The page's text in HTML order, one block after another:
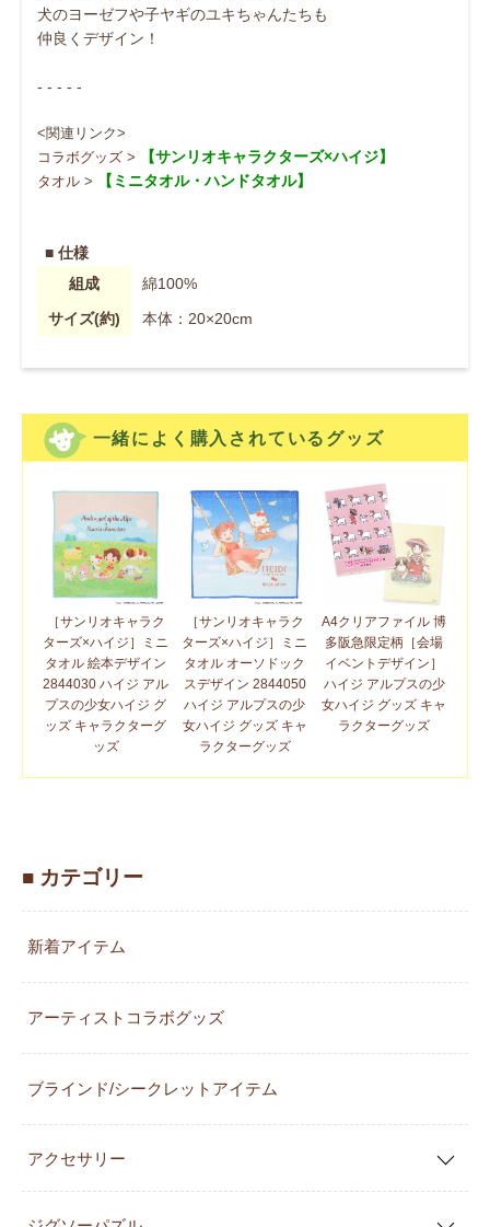
犬のヨーゼフや子ヤギのユキちゃんたちも
仲良くデザイン！
- - - - -
<関連リンク>
コラボグッズ > 【サンリオキャラクターズ×ハイジ】
タオル > 【ミニタオル・ハンドタオル】
■ 仕様
組成
綿100%
サイズ(約)
本体：20×20cm
一緒によく購入されているグッズ
［サンリオキャラク
ターズ×ハイジ］ミニ
タオル 絵本デザイン
2844030 ハイジ アル
プスの少女ハイジ グ
ッズ キャラクターグ
ッズ
［サンリオキャラク
ターズ×ハイジ］ミニ
タオル オーソドック
スデザイン 2844050
ハイジ アルプスの少
女ハイジ グッズ キャ
ラクターグッズ
A4クリアファイル 博
多阪急限定柄［会場
イベントデザイン］
ハイジ アルプスの少
女ハイジ グッズ キャ
ラクターグッズ
■ カテゴリー
新着アイテム
アーティストコラボグッズ
ブラインド/シークレットアイテム
アクセサリー